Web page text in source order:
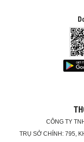
CÔNG TY
TRỤ SỞ CHÍNH: 795,